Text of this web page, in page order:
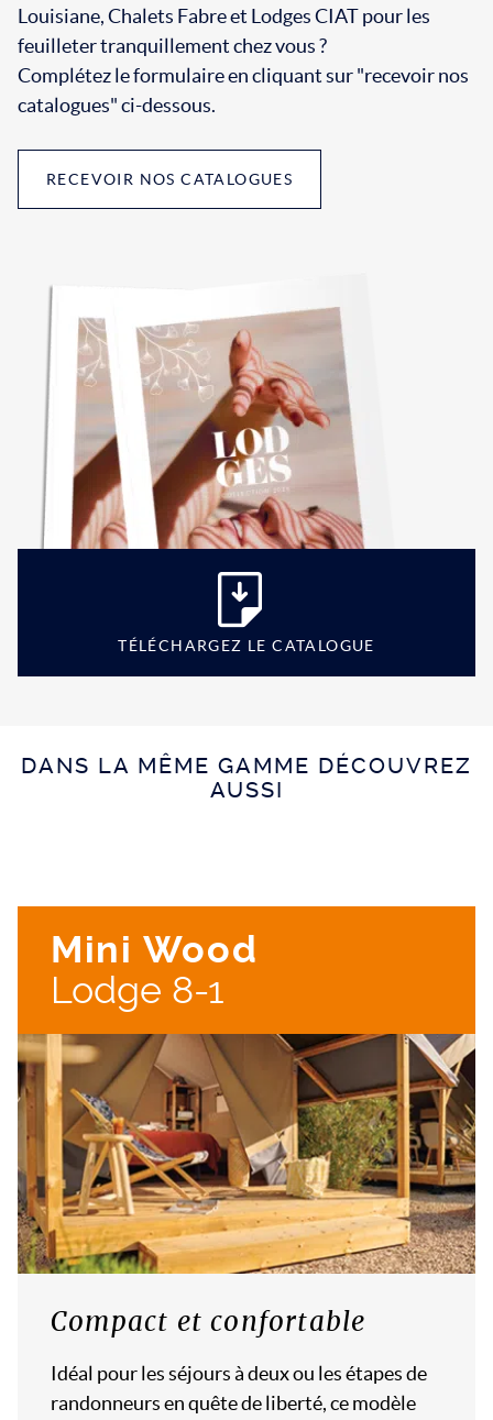
Louisiane, Chalets Fabre et Lodges CIAT pour les
feuilleter tranquillement chez vous ?
Complétez le formulaire en cliquant sur "recevoir nos
catalogues" ci-dessous.
RECEVOIR NOS CATALOGUES
TÉLÉCHARGEZ LE CATALOGUE
DANS LA MÊME GAMME DÉCOUVREZ
AUSSI
Mini Wood
Lodge 8-1
Compact et confortable
Idéal pour les séjours à deux ou les étapes de
randonneurs en quête de liberté, ce modèle